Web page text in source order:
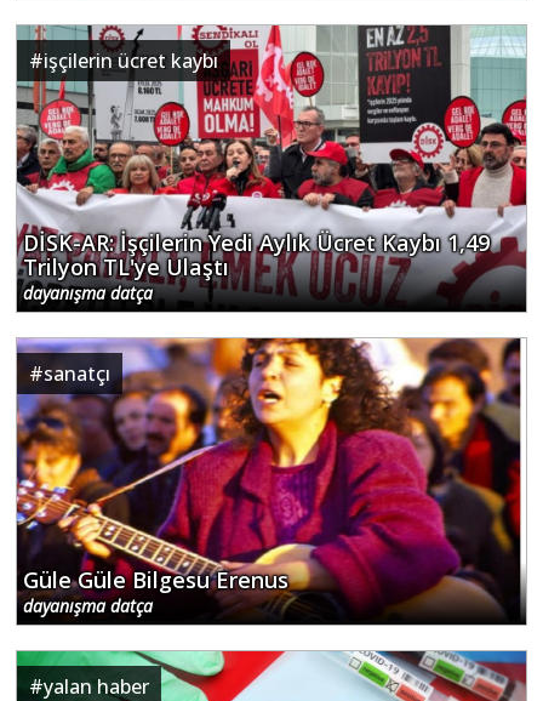
#işçilerin ücret kaybı
DİSK-AR: İşçilerin Yedi Aylık Ücret Kaybı 1,49
Trilyon TL'ye Ulaştı
dayanışma datça
#sanatçı
Güle Güle Bilgesu Erenus
dayanışma datça
#yalan haber